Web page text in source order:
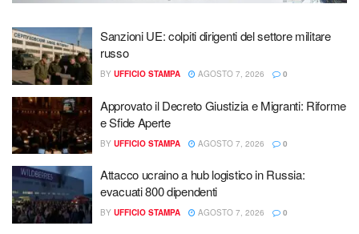
Sanzioni UE: colpiti dirigenti del settore militare
russo
BY UFFICIO STAMPA AGOSTO 7, 2026 0
Approvato il Decreto Giustizia e Migranti: Riforme
e Sfide Aperte
BY UFFICIO STAMPA AGOSTO 7, 2026 0
Attacco ucraino a hub logistico in Russia:
evacuati 800 dipendenti
BY UFFICIO STAMPA AGOSTO 7, 2026 0